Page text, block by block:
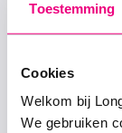
Toestemming
Cookies
Welkom bij
We gebruiken